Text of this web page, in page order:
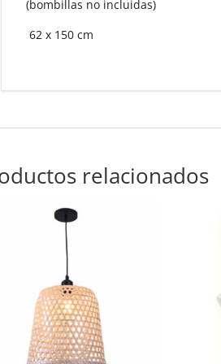
(bombillas no incluidas)
62 x 150 cm
relacionados